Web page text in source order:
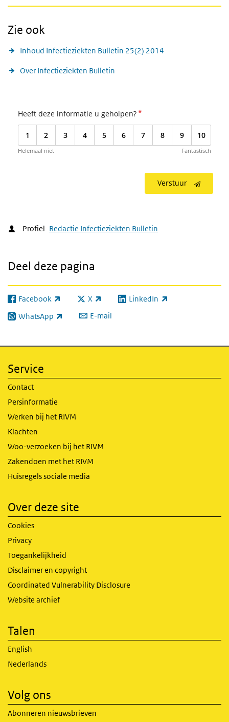
Zie ook
Inhoud Infectieziekten Bulletin 25(2) 2014
Over Infectieziekten Bulletin
Heeft deze informatie u geholpen?*
1 2 3 4 5 6 7 8 9 10
Helemaal niet Fantastisch
Verstuur
Profiel Redactie Infectieziekten Bulletin
Deel deze pagina
Facebook
(externe link) X
(externe link) LinkedIn
(externe link)
WhatsApp
(externe link) E-mail
Service
Contact
Persinformatie
Werken bij het RIVM
Klachten
Woo-verzoeken bij het RIVM
Zakendoen met het RIVM
Huisregels sociale media
Over deze site
Cookies
Privacy
Toegankelijkheid
Disclaimer en copyright
Coordinated Vulnerability Disclosure
Website archief
Talen
English
Nederlands
Volg ons
Abonneren nieuwsbrieven